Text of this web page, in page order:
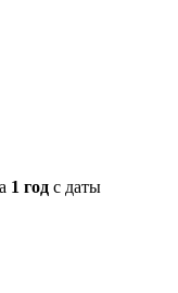
1 год с даты